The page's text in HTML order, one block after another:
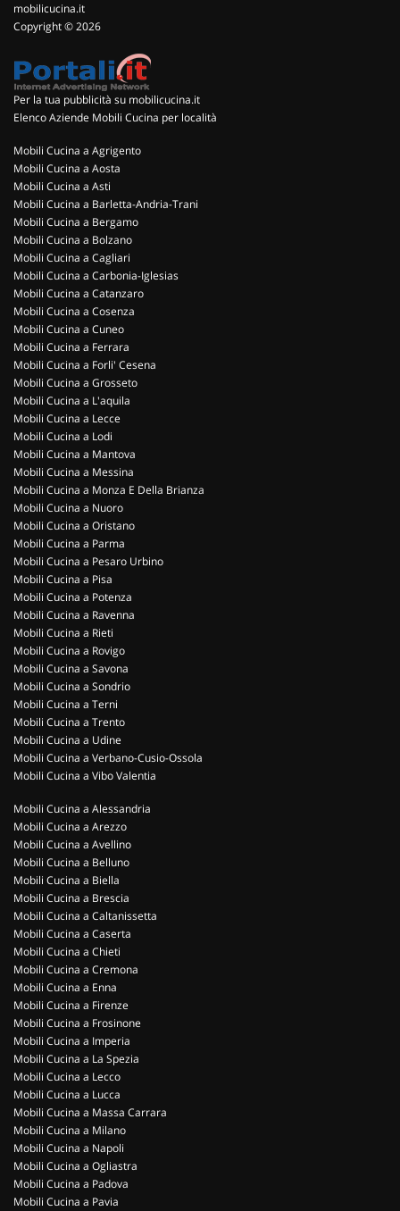
mobilicucina.it
Copyright © 2026
Per la tua pubblicità su mobilicucina.it
Elenco Aziende Mobili Cucina per località
Mobili Cucina a Agrigento
Mobili Cucina a Aosta
Mobili Cucina a Asti
Mobili Cucina a Barletta-Andria-Trani
Mobili Cucina a Bergamo
Mobili Cucina a Bolzano
Mobili Cucina a Cagliari
Mobili Cucina a Carbonia-Iglesias
Mobili Cucina a Catanzaro
Mobili Cucina a Cosenza
Mobili Cucina a Cuneo
Mobili Cucina a Ferrara
Mobili Cucina a Forli' Cesena
Mobili Cucina a Grosseto
Mobili Cucina a L'aquila
Mobili Cucina a Lecce
Mobili Cucina a Lodi
Mobili Cucina a Mantova
Mobili Cucina a Messina
Mobili Cucina a Monza E Della Brianza
Mobili Cucina a Nuoro
Mobili Cucina a Oristano
Mobili Cucina a Parma
Mobili Cucina a Pesaro Urbino
Mobili Cucina a Pisa
Mobili Cucina a Potenza
Mobili Cucina a Ravenna
Mobili Cucina a Rieti
Mobili Cucina a Rovigo
Mobili Cucina a Savona
Mobili Cucina a Sondrio
Mobili Cucina a Terni
Mobili Cucina a Trento
Mobili Cucina a Udine
Mobili Cucina a Verbano-Cusio-Ossola
Mobili Cucina a Vibo Valentia
Mobili Cucina a Alessandria
Mobili Cucina a Arezzo
Mobili Cucina a Avellino
Mobili Cucina a Belluno
Mobili Cucina a Biella
Mobili Cucina a Brescia
Mobili Cucina a Caltanissetta
Mobili Cucina a Caserta
Mobili Cucina a Chieti
Mobili Cucina a Cremona
Mobili Cucina a Enna
Mobili Cucina a Firenze
Mobili Cucina a Frosinone
Mobili Cucina a Imperia
Mobili Cucina a La Spezia
Mobili Cucina a Lecco
Mobili Cucina a Lucca
Mobili Cucina a Massa Carrara
Mobili Cucina a Milano
Mobili Cucina a Napoli
Mobili Cucina a Ogliastra
Mobili Cucina a Padova
Mobili Cucina a Pavia